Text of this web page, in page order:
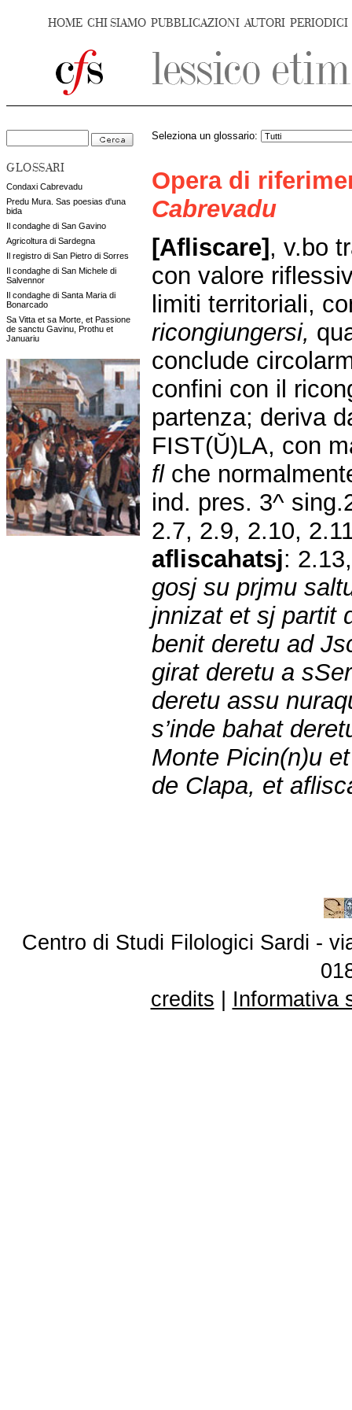
HOME CHI SIAMO PUBBLICAZIONI AUTORI PERIODICI
GLOSSARI
Condaxi Cabrevadu
Predu Mura. Sas poesias d'una
bida
Il condaghe di San Gavino
Agricoltura di Sardegna
Il registro di San Pietro di Sorres
Il condaghe di San Michele di
Salvennor
Il condaghe di Santa Maria di
Bonarcado
Sa Vitta et sa Morte, et Passione
de sanctu Gavinu, Prothu et
Januariu
Seleziona un glossario:
Opera di
Cabrevadu
[Afliscare] , v.bo
con valore
limiti territoriali,
ricongiungersi,
conclude
confini con il
partenza; deriva
FIST(Ŭ)LA, con
flche
ind. pres. 3^
2.7, 2.9, 2.10,
afliscahatsj:
gosj su prjmu
jnnizat et sj partit
benit deretu ad
girat deretu a
deretu assu
s’inde bahat
Monte Picin(n)u
de Clapa, et
Centro di Studi Filologici Sardi -
credits
Informativa